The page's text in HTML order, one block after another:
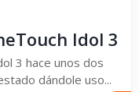
Idol 3
3 hace unos dos
dándole uso...